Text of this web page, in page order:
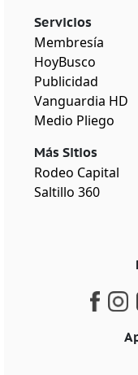
Servicios
Membresía
HoyBusco
Publicidad
Vanguardia HD
Medio Pliego
Más Sitios
Rodeo Capital
Saltillo 360